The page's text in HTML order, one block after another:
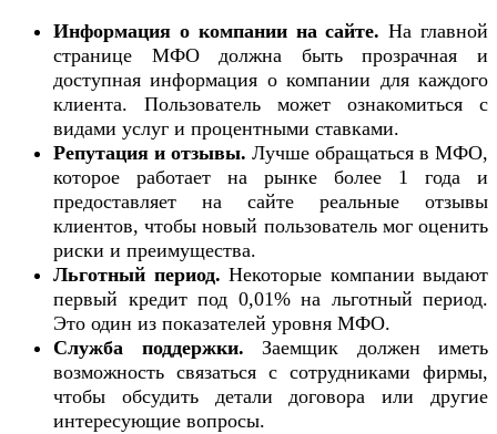
Информация о компании на сайте. На главной
странице МФО должна быть прозрачная и
доступная информация о компании для каждого
клиента. Пользователь может ознакомиться с
видами услуг и процентными ставками.
Репутация и отзывы. Лучше обращаться в МФО,
которое работает на рынке более 1 года и
предоставляет на сайте реальные отзывы
клиентов, чтобы новый пользователь мог оценить
риски и преимущества.
Льготный период. Некоторые компании выдают
первый кредит под 0,01% на льготный период.
Это один из показателей уровня МФО.
Служба поддержки. Заемщик должен иметь
возможность связаться с сотрудниками фирмы,
чтобы обсудить детали договора или другие
интересующие вопросы.